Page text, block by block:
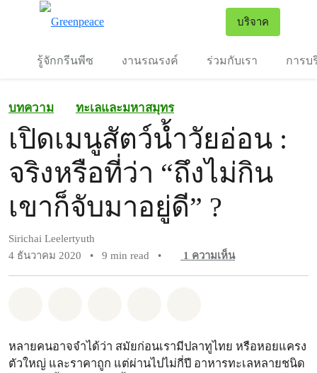
บริจาค
รู้จักกรีนพีซ งานรณรงค์ ร่วมกับเรา การบ
บทความ ทะเลและมหาสมุทร
เปิดเมนูสัตว์น้ำวัยอ่อน :
จริงหรือที่ว่า “ถึงไม่กิน
เขาก็จับมาอยู่ดี” ?
Sirichai Leelertyuth
4 ธันวาคม 2020
• 9 min read • 1 ความเห็น
หลายคนอาจจำได้ว่า สมัยก่อนเรามีปลาทูไทย หรือหอยแครง
ตัวใหญ่ และราคาถูก แต่ผ่านไปไม่กี่ปี อาหารทะเลหลายชนิด